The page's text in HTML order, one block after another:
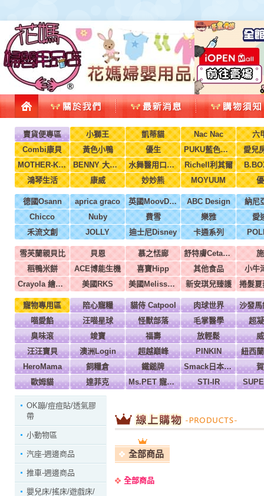
賣貨便專區 小獅王 凱蒂貓 Nac Nac
六
Combi康貝
黃色小鴨 優生 PUKU藍色企鵝
愛兒
MOTHER-K韓國
BENNY 大翔服裝 水舞醫用口罩(兒童，成人) Richell利其爾
鴻琴生活
康威 妙妙熊 MOYUUM
德國Osann aprica graco 英國MoovDesign ABC Design
納尼
Chicco
Nuby 費雪 樂雅
愛
禾流文創
JOLLY 迪士尼Disney 卡通系列
雪芙蘭親貝比 貝恩 慕之恬廊 舒特膚Cetaphil
稻鴨米餅
ACE博能生機 喜寶Hipp 其他食品
小牛
Crayola 繪兒樂
美國RKS 美國Melissa & Doug 新安琪兒臻護
寵物專用區 陪心寵糧 貓侍 Catpool
肉球世界
喵愛餡
汪喵星球 怪獸部落 毛掌醫學
超
臭味滾
竣寶 福壽 放輕鬆
汪汪寶貝
澳洲Login 超越巔峰 PINKIN
紐西
HeroMama
飼糧倉 鐵鎚牌 Smack日本正宗
歐姆貓
達菲克 Ms.PET 寵物小姐 STI-IR
OK蹦/痘痘貼/透氣膠
帶
小動物區
汽座-週邊商品
推車-週邊商品
嬰兒床/搖床/遊戲床/
全部商品
全部商品